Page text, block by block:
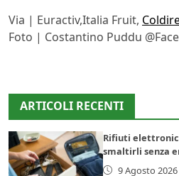
Via | Euractiv,Italia Fruit,
Foto | Costantino Puddu
ARTICOLI RECENTI
Rifiuti
smaltirli senza
9 Agosto 2026